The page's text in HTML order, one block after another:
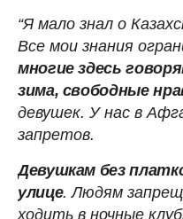
“Я мало знал о
Все мои знания
многие здесь
зима, свободные
девушек. У нас в
запретов.
Девушкам без
улице. Людям
ходить в ночные